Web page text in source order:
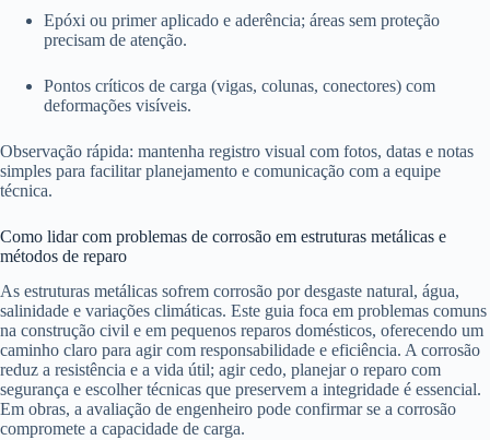
Epóxi ou primer aplicado e aderência; áreas sem proteção
precisam de atenção.
Pontos críticos de carga (vigas, colunas, conectores) com
deformações visíveis.
Observação rápida: mantenha registro visual com fotos, datas e notas
simples para facilitar planejamento e comunicação com a equipe
técnica.
Como lidar com problemas de corrosão em estruturas metálicas e
métodos de reparo
As estruturas metálicas sofrem corrosão por desgaste natural, água,
salinidade e variações climáticas. Este guia foca em problemas comuns
na construção civil e em pequenos reparos domésticos, oferecendo um
caminho claro para agir com responsabilidade e eficiência. A corrosão
reduz a resistência e a vida útil; agir cedo, planejar o reparo com
segurança e escolher técnicas que preservem a integridade é essencial.
Em obras, a avaliação de engenheiro pode confirmar se a corrosão
compromete a capacidade de carga.